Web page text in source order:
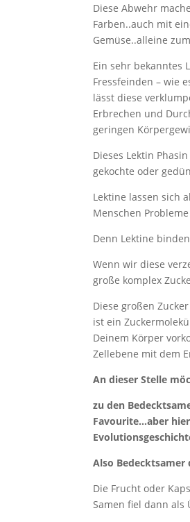
Diese Abwehr
Farben..auch mit
Gemüse..alleine
Ein sehr bekanntes
Fressfeinden – wie
lässt diese
Erbrechen und
geringen
Dieses Lektin
gekochte oder
Lektine lassen sich
Menschen
Denn Lektine
Wenn wir diese
große komplex
Diese großen
ist ein
Deinem Körper
Zellebene mit dem
An dieser Stelle
zu den
Favourite…aber
Also Bedecktsamer
Die Frucht oder
Samen fiel dann